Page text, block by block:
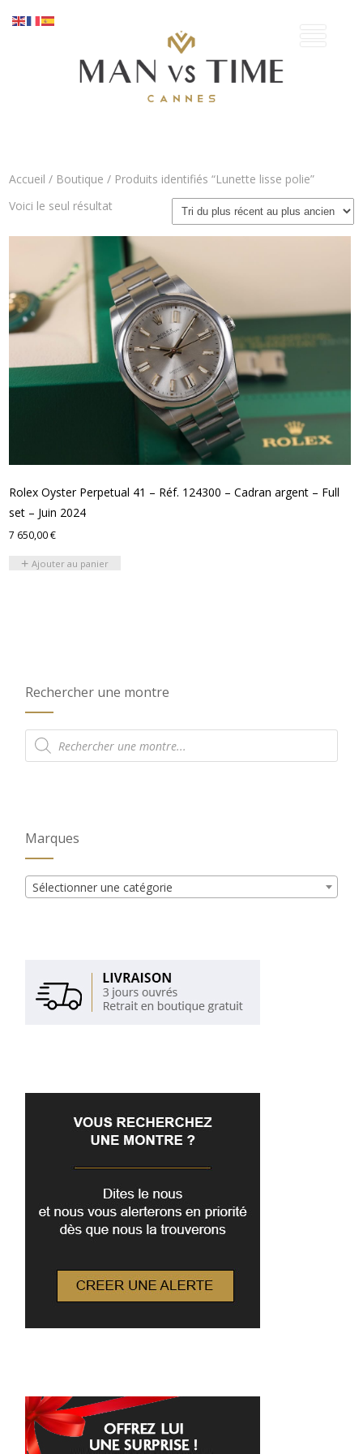
Accueil / Boutique / Produits identifiés “Lunette lisse polie”
Voici le seul résultat
Rolex Oyster Perpetual 41 – Réf. 124300 – Cadran argent – Full
set – Juin 2024
7 650,00€
Ajouter au panier
Rechercher une montre
Recherche
de
produits
Marques
Sélectionner une catégorie